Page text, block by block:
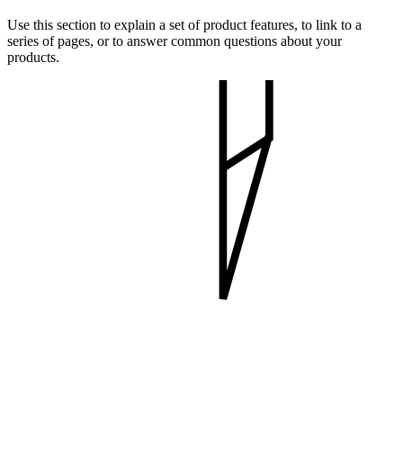
Use this section to explain a set of product features, to link to a
series of pages, or to answer common questions about your
products.